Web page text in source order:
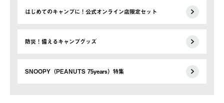
はじめてのキャンプに！公式オンライン店限定セット
防災！備えるキャンプグッズ
SNOOPY（PEANUTS 75years）特集